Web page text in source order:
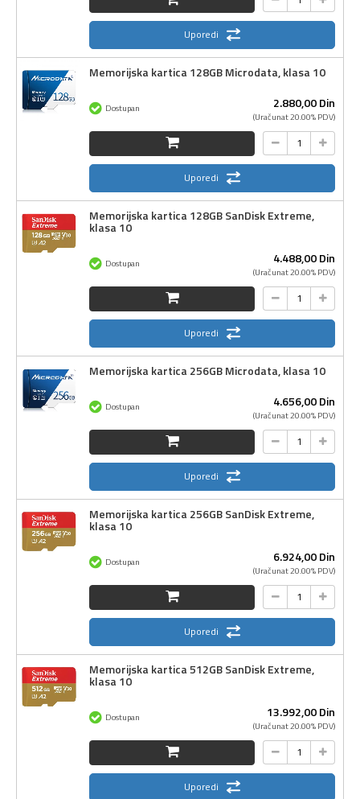
Uporedi
Memorijska kartica 128GB Microdata, klasa 10
2.880,00Din
(Uračunat 20.00% PDV)
Dostupan
Uporedi
Memorijska kartica 128GB SanDisk Extreme,
klasa 10
4.488,00Din
(Uračunat 20.00% PDV)
Dostupan
Uporedi
Memorijska kartica 256GB Microdata, klasa 10
4.656,00Din
(Uračunat 20.00% PDV)
Dostupan
Uporedi
Memorijska kartica 256GB SanDisk Extreme,
klasa 10
6.924,00Din
(Uračunat 20.00% PDV)
Dostupan
Uporedi
Memorijska kartica 512GB SanDisk Extreme,
klasa 10
13.992,00Din
(Uračunat 20.00% PDV)
Dostupan
Uporedi